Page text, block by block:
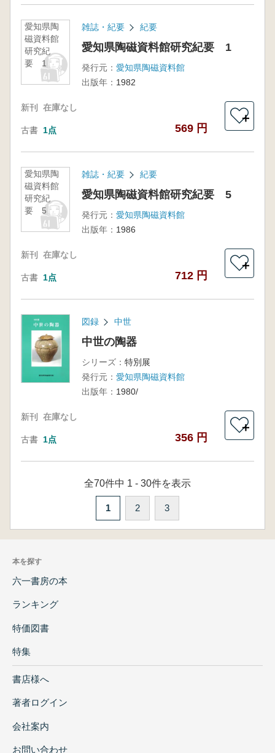
愛知県陶
磁資料館
研究紀
要 1
雑誌・紀要 紀要
愛知県陶磁資料館研究紀要 1
発行元： 愛知県陶磁資料館
出版年： 1982
新刊 在庫なし
古書 1点 569 円
＋
愛知県陶
磁資料館
研究紀
要 5
雑誌・紀要 紀要
愛知県陶磁資料館研究紀要 5
発行元： 愛知県陶磁資料館
出版年： 1986
新刊 在庫なし
古書 1点 712 円
＋
図録 中世
中世の陶器
シリーズ： 特別展
発行元： 愛知県陶磁資料館
出版年： 1980/
新刊 在庫なし
古書 1点 356 円
＋
全70件中 1 - 30件を表示
1 2 3
本を探す
六一書房の本
ランキング
特価図書
特集
書店様へ
著者ログイン
会社案内
お問い合わせ